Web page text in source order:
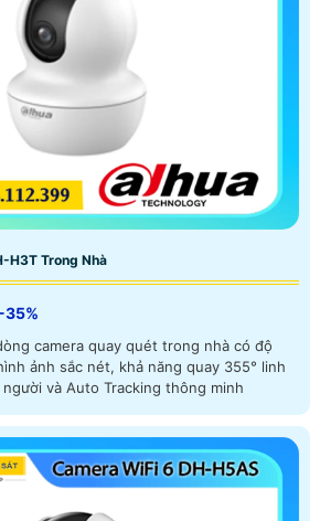
H3T Trong Nhà
35%
camera quay quét trong nhà có độ
ảnh sắc nét, khả năng quay 355° linh
và Auto Tracking thông minh